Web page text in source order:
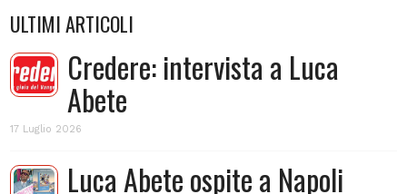
ULTIMI ARTICOLI
Credere: intervista a Luca
Abete
17 Luglio 2026
Luca Abete ospite a Napoli